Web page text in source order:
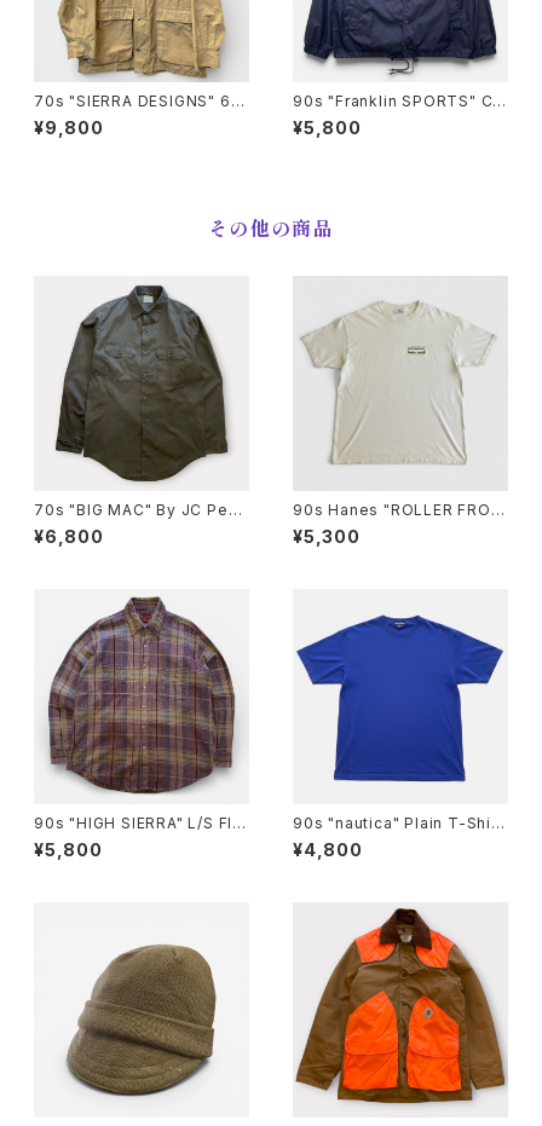
70s "SIERRA DESIGNS" 60/
40 MOUNTAIN PARKA シエ
ラデザイン マウンテンパーカー
¥9,800
90s "Franklin SPORTS" Co
ach Jacket コーチジャケット
[M]
¥5,800
その他の商品
70s "BIG MAC" By JC Penn
y L/S PENN PREST Work S
hirt ワークシャツ [L]
¥6,800
90s Hanes "ROLLER FROG
LIFEFORMS International"
T-Shirt ライフフォームズ ロー
¥5,300
90s "HIGH SIERRA" L/S Fla
nnel Check Shirt ハイシエラ
フランネル チェックシャツ [L]
¥5,800
90s "nautica" Plain T-Shirt
ノーティカ 無地Tシャツ [L]
¥4,800